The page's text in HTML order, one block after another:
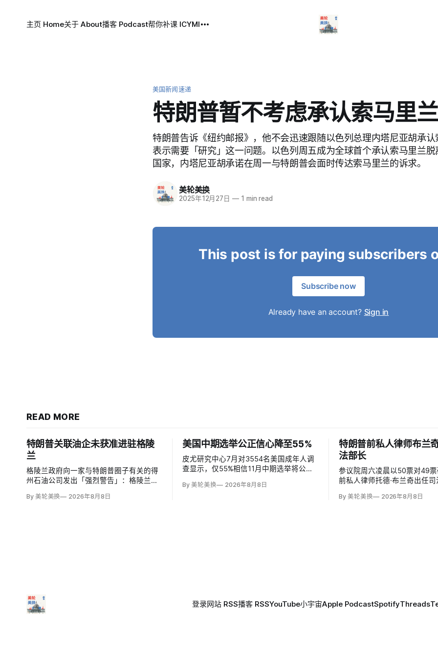
主页 Home关于 About播客 Podcast帮你补课 ICYMI
美国新闻速递
特朗普暂不考虑承认索马里
特朗普告诉《纽约邮报》，他不会迅速跟随以色列总理内塔尼亚胡承
表示需要「研究」这一问题。以色列周五成为全球首个承认索马里兰
国家，内塔尼亚胡承诺在周一与特朗普会面时传达索马里兰的诉求。
美轮美换
2025年12月27日 —1 min read
This post is for paying subscribers
Subscribe now
Already have an account? Sign in
READ MORE
特朗普关联油企未获准进驻格陵
兰
格陵兰政府向一家与特朗普圈子有关的得
州石油公司发出「强烈警告」：格陵兰能
便把勘探设备运抵东海岸詹姆森地。该公
By 美轮美换 2026年8月8日
美国中期选举公正信心降至55%
皮尤研究中心7月对3554名美国成年人调
查显示，仅55%相信11月中期选举将公平
64%和2020年的59%。与过去明显党派分
By 美轮美换 2026年8月8日
特朗普前私人律师布兰
法部长
参议院周六凌晨以50票对49
前私人律师托德·布兰奇出任
席的民主党参议员反对，共和
By 美轮美换 2026年8月8日
登录网站 RSS播客 RSSYouTube小宇宙Apple PodcastSpotifyThreads